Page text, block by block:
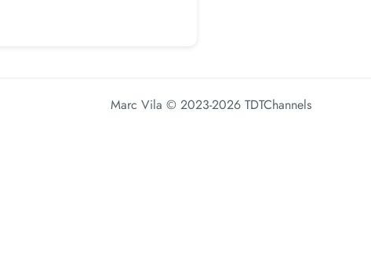
Marc Vila © 2023-2026 TDTChannels